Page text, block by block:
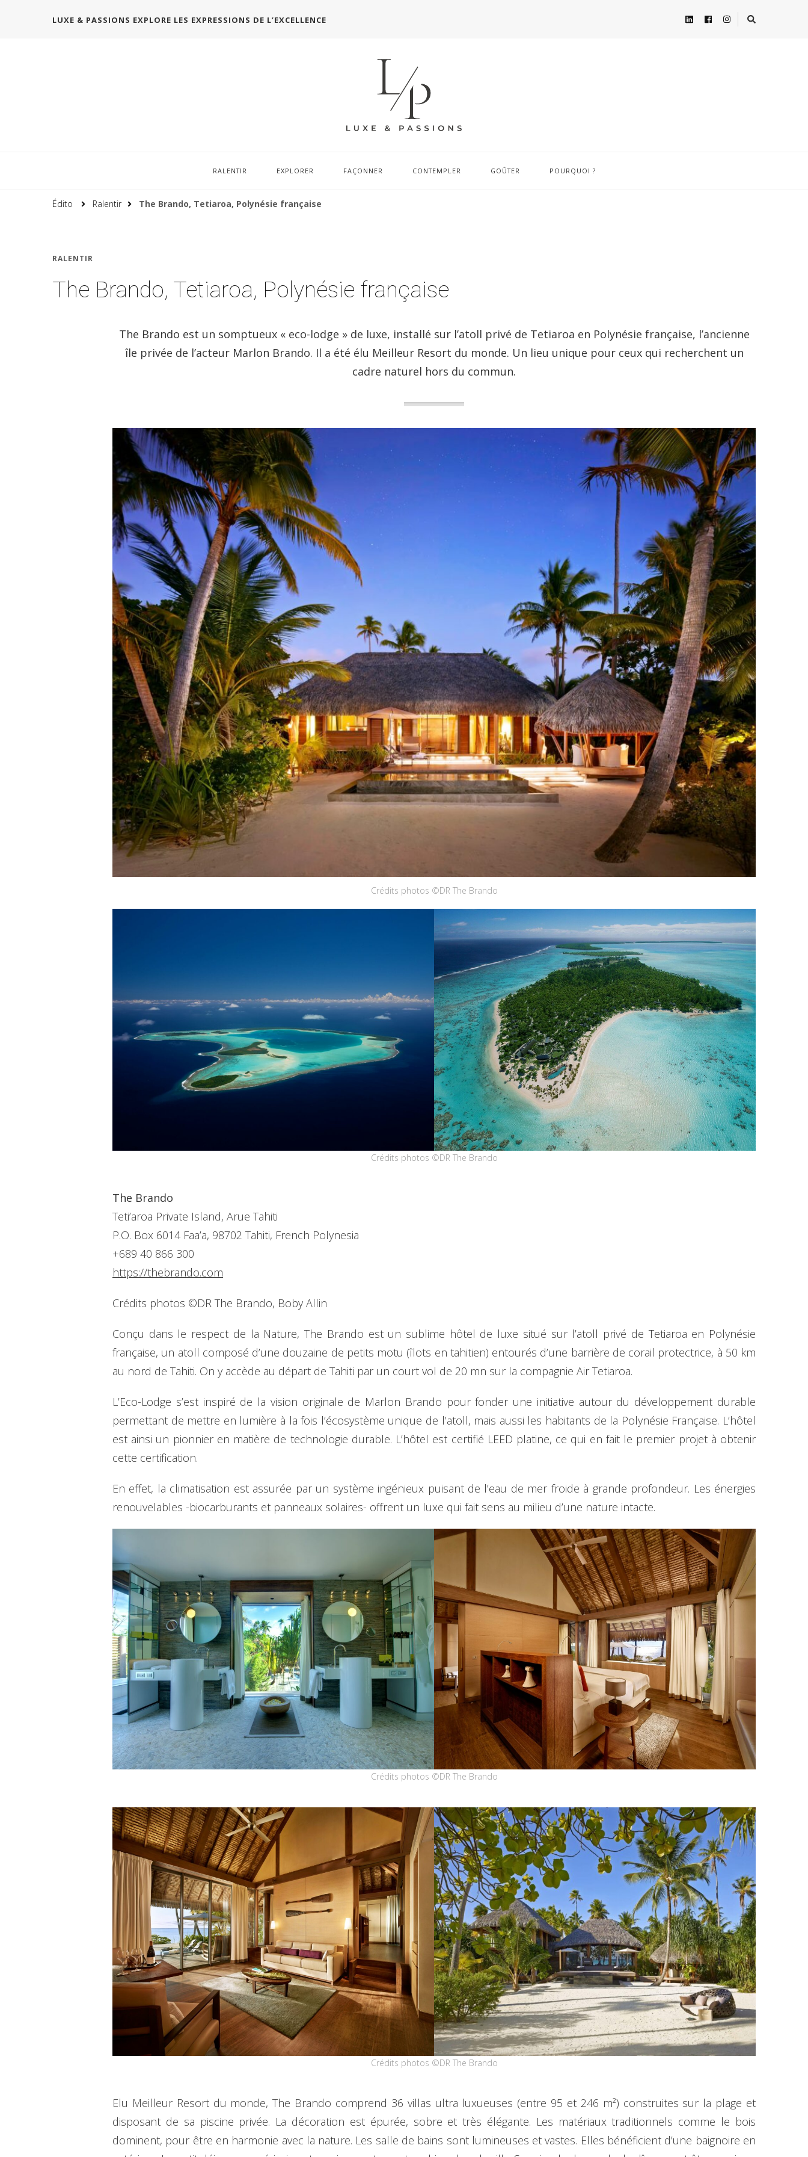
LUXE & PASSIONS EXPLORE LES EXPRESSIONS DE L’EXCELLENCE
RALENTIR EXPLORER FAÇONNER CONTEMPLER GOÛTER POURQUOI ?
Édito Ralentir The Brando, Tetiaroa, Polynésie française
RALENTIR
The Brando, Tetiaroa, Polynésie française
The Brando est un somptueux « eco-lodge » de luxe, installé sur l’atoll privé de Tetiaroa en Polynésie française, l’ancienne
île privée de l’acteur Marlon Brando. Il a été élu Meilleur Resort du monde. Un lieu unique pour ceux qui recherchent un
cadre naturel hors du commun.
Crédits photos ©DR The Brando
Crédits photos ©DR The Brando
The Brando
Teti’aroa Private Island, Arue Tahiti
P.O. Box 6014 Faa’a, 98702 Tahiti, French Polynesia
+689 40 866 300
https://thebrando.com
Crédits photos ©DR The Brando, Boby Allin
Conçu dans le respect de la Nature, The Brando est un sublime hôtel de luxe situé sur l’atoll privé de Tetiaroa en Polynésie
française, un atoll composé d’une douzaine de petits motu (îlots en tahitien) entourés d’une barrière de corail protectrice, à 50 km
au nord de Tahiti. On y accède au départ de Tahiti par un court vol de 20 mn sur la compagnie Air Tetiaroa.
L’Eco-Lodge s’est inspiré de la vision originale de Marlon Brando pour fonder une initiative autour du développement durable
permettant de mettre en lumière à la fois l’écosystème unique de l’atoll, mais aussi les habitants de la Polynésie Française. L’hôtel
est ainsi un pionnier en matière de technologie durable. L’hôtel est certifié LEED platine, ce qui en fait le premier projet à obtenir
cette certification.
En effet, la climatisation est assurée par un système ingénieux puisant de l’eau de mer froide à grande profondeur. Les énergies
renouvelables -biocarburants et panneaux solaires- offrent un luxe qui fait sens au milieu d’une nature intacte.
Crédits photos ©DR The Brando
Crédits photos ©DR The Brando
Elu Meilleur Resort du monde, The Brando comprend 36 villas ultra luxueuses (entre 95 et 246 m²) construites sur la plage et
disposant de sa piscine privée. La décoration est épurée, sobre et très élégante. Les matériaux traditionnels comme le bois
dominent, pour être en harmonie avec la nature. Les salle de bains sont lumineuses et vastes. Elles bénéficient d’une baignoire en